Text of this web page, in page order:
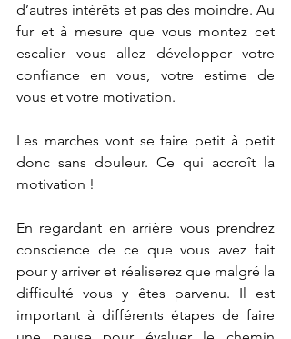
d’autres intérêts et pas des moindre. Au
fur et à mesure que vous montez cet
escalier vous allez développer votre
confiance en vous, votre estime de
vous et votre motivation.
Les marches vont se faire petit à petit
donc sans douleur. Ce qui accroît la
motivation !
En regardant en arrière vous prendrez
conscience de ce que vous avez fait
pour y arriver et réaliserez que malgré la
difficulté vous y êtes parvenu. Il est
important à différents étapes de faire